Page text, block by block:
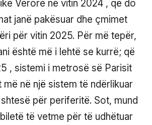
Verore në vitin 2024 , që do
janë pakësuar dhe çmimet
për vitin 2025. Për më tepër,
është më i lehtë se kurrë; që
, sistemi i metrosë së Parisit
më në një sistem të ndërlikuar
për periferitë. Sot, mund
të vetme për të udhëtuar